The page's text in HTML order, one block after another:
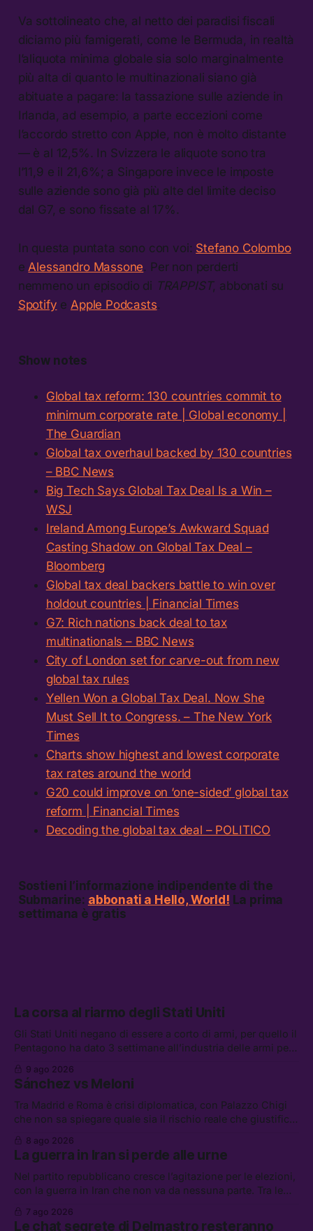
Va sottolineato che, al netto dei paradisi fiscali
diciamo più famigerati, come le Bermuda, in realtà
l’aliquota minima globale sia solo marginalmente
più alta di quanto le multinazionali siano già
abituate a pagare: la tassazione sulle aziende in
Irlanda, ad esempio, a parte eccezioni come
l’accordo stretto con Apple, non è molto distante
— è al 12,5%. In Svizzera le aliquote sono tra
l’11,9 e il 21,6%; a Singapore invece le imposte
sulle aziende sono già più alte del limite deciso
dal G7, e sono fissate al 17%.
In questa puntata sono con voi: Stefano Colombo
eAlessandro Massone. Per non perderti
nemmeno un episodio di TRAPPIST, abbonati su
Spotify eApple Podcasts.
Show notes
Global tax reform: 130 countries commit to
minimum corporate rate | Global economy |
The Guardian
Global tax overhaul backed by 130 countries
– BBC News
Big Tech Says Global Tax Deal Is a Win –
WSJ
Ireland Among Europe’s Awkward Squad
Casting Shadow on Global Tax Deal –
Bloomberg
Global tax deal backers battle to win over
holdout countries | Financial Times
G7: Rich nations back deal to tax
multinationals – BBC News
City of London set for carve-out from new
global tax rules
Yellen Won a Global Tax Deal. Now She
Must Sell It to Congress. – The New York
Times
Charts show highest and lowest corporate
tax rates around the world
G20 could improve on ‘one-sided’ global tax
reform | Financial Times
Decoding the global tax deal – POLITICO
Sostieni l’informazione indipendente di the
Submarine: abbonati a Hello, World! La prima
settimana è gratis
La corsa al riarmo degli Stati Uniti
Gli Stati Uniti negano di essere a corto di armi, per quello il
Pentagono ha dato 3 settimane all’industria delle armi per
continuerà ad usare i servizi di Palantir, la protesta contro
La Russa, e la centrale elettrica di Amazon in Texas
9 ago 2026
Sánchez vs Meloni
Tra Madrid e Roma è crisi diplomatica, con Palazzo Chigi
che non sa spiegare quale sia il rischio reale che giustifica
di difesa tra Arabia Saudita, Pakistan e Turchia, la crisi del
carburante irregolare, e un altro caso di IA ribelle
8 ago 2026
La guerra in Iran si perde alle urne
Nel partito repubblicano cresce l’agitazione per le elezioni,
con la guerra in Iran che non va da nessuna parte. Tra le
lavoro, Schlein prova a mettere in sicurezza la coalizione, e
7 ago 2026
Le chat segrete di Delmastro resteranno